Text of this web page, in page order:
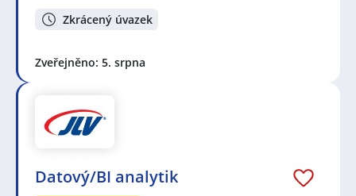
Zkrácený úvazek
Zveřejněno: 5. srpna
Datový/BI analytik